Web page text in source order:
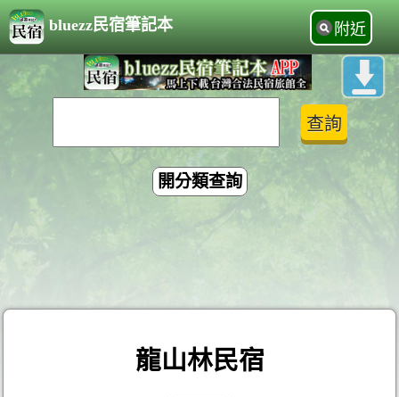
bluezz民宿筆記本 附近
開分類查詢
龍山林民宿